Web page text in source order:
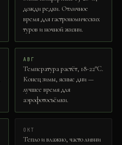
дожди редки. Отличное
время для гастрономических
туров и ночной жизни.
АВГ
Температура растёт, 18-22°C.
Конец зимы, ясные дни —
лучшее время для
аэрофотосъёмки.
ОКТ
Тепло и влажно, часто ливни